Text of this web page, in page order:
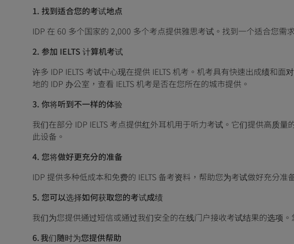
1. 找到适合您的考试地点
IDP 在 60 多个国家的 2,000 多个考点提供雅思考试。找到一个适合您需
2. 参加 IELTS 计算机考试
许多 IDP IELTS 考试中心现在提供 IELTS 机考。机考具有快速出成绩和
地的 IDP 办公室，查看 IELTS 机考是否在您所在的城市提供。
3. 你将听到不一样的体验
我们在部分 IDP IELTS 考点提供红外耳机用于听力考试。它们提供高质
此设备。
4. 您将做好更充分的准备
IDP 提供多种低成本和免费的 IELTS 备考资料，帮助您为考试做好充分
5. 您可以选择如何获取您的考试成绩
我们为您提供通过短信或通过我们安全的在线门户接收考试结果的选项
6. 我们随时为您提供帮助